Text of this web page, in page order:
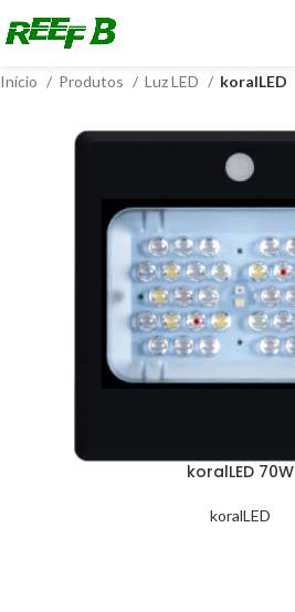
Início Produtos Luz LED koralLED
koralLED 70W
koralLED